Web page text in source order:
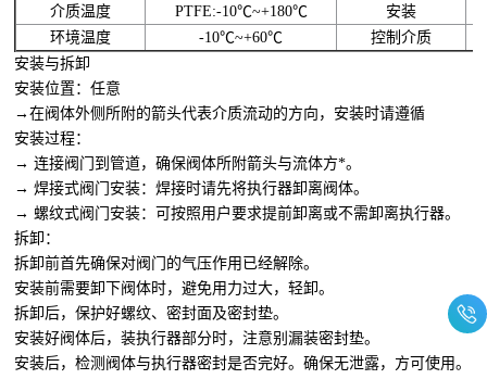
介质温度 PTFE:-10℃~+180℃
安装
环境温度
-10℃~+60℃
控制介质
安装与拆卸
安装位置：任意
→在阀体外侧所附的箭头代表介质流动的方向，安装时请遵循
安装过程：
→ 连接阀门到管道，确保阀体所附箭头与流体方*。
→ 焊接式阀门安装：焊接时请先将执行器卸离阀体。
→ 螺纹式阀门安装：可按照用户要求提前卸离或不需卸离执行器。
拆卸：
拆卸前首先确保对阀门的气压作用已经解除。
安装前需要卸下阀体时，避免用力过大，轻卸。
拆卸后，保护好螺纹、密封面及密封垫。
安装好阀体后，装执行器部分时，注意别漏装密封垫。
安装后，检测阀体与执行器密封是否完好。确保无泄露，方可使用。